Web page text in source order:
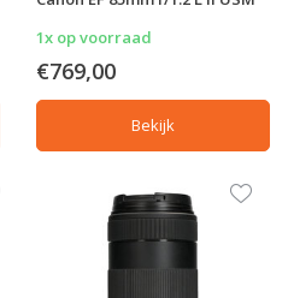
1x op voorraad
€769,00
Bekijk